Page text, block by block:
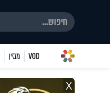
VOD מגזין
X